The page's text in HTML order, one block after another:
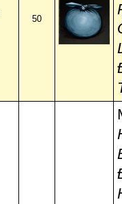
50